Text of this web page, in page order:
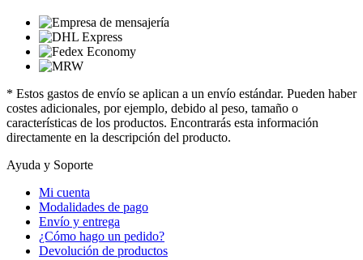
* Estos gastos de envío se aplican a un envío estándar. Pueden haber
costes adicionales, por ejemplo, debido al peso, tamaño o
características de los productos. Encontrarás esta información
directamente en la descripción del producto.
Ayuda y Soporte
Mi cuenta
Modalidades de pago
Envío y entrega
¿Cómo hago un pedido?
Devolución de productos